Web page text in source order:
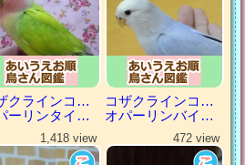
コザクラインコ（小桜インコ）
オパーリンタイガー
コザクラインコ（小桜インコ）
オパーリンバイオレット
1,418 view 472 view